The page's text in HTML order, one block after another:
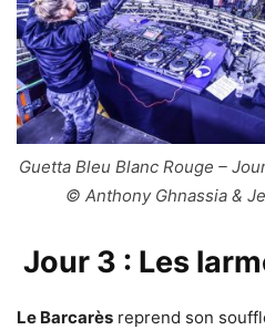
Guetta Bleu Blanc Rouge –
© Anthony Ghnassia &
Jour 3 : Les
Le Barcarès reprend son